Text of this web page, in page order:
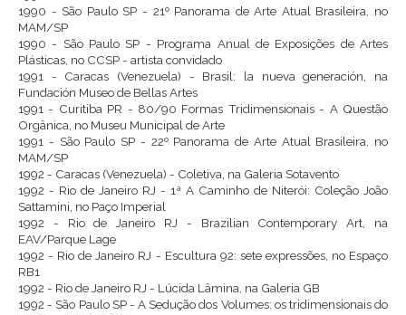
1990 - São Paulo SP - 21º Panorama de Arte Atual Brasileira, no
MAM/SP
1990 - São Paulo SP - Programa Anual de Exposições de Artes
Plásticas, no CCSP - artista convidado
1991 - Caracas (Venezuela) - Brasil: la nueva generación, na
Fundación Museo de Bellas Artes
1991 - Curitiba PR - 80/90 Formas Tridimensionais - A Questão
Orgânica, no Museu Municipal de Arte
1991 - São Paulo SP - 22º Panorama de Arte Atual Brasileira, no
MAM/SP
1992 - Caracas (Venezuela) - Coletiva, na Galeria Sotavento
1992 - Rio de Janeiro RJ - 1ª A Caminho de Niterói: Coleção João
Sattamini, no Paço Imperial
1992 - Rio de Janeiro RJ - Brazilian Contemporary Art, na
EAV/Parque Lage
1992 - Rio de Janeiro RJ - Escultura 92: sete expressões, no Espaço
RB1
1992 - Rio de Janeiro RJ - Lúcida Lâmina, na Galeria GB
1992 - São Paulo SP - A Sedução dos Volumes: os tridimensionais do